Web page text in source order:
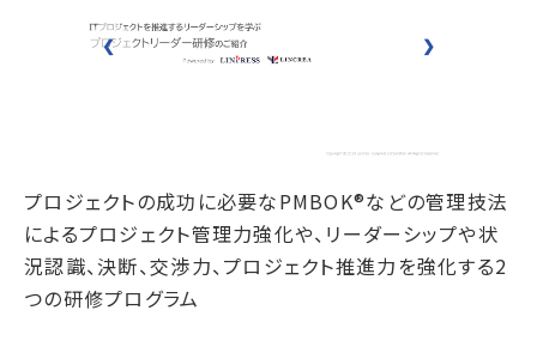
❮ ❯
プロジェクトの成功に必要なPMBOK®などの管理技法
によるプロジェクト管理力強化や、 リーダーシップや状
況認識、決断、交渉力、プロジェクト推進力を強化する2
つの研修プログラム